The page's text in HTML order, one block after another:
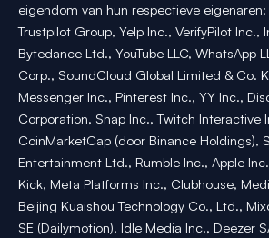
eigendom van hun respectieve eigenaren:
Trustpilot Group, Yelp Inc., VerifyPilot Inc.,
Bytedance Ltd., YouTube LLC, WhatsApp
Corp., SoundCloud Global Limited & Co.
Messenger Inc., Pinterest Inc., YY Inc.,
Corporation, Snap Inc., Twitch Interactive
CoinMarketCap (door Binance Holdings),
Entertainment Ltd., Rumble Inc., Apple
Kick, Meta Platforms Inc., Clubhouse,
Beijing Kuaishou Technology Co., Ltd.,
SE (Dailymotion), Idle Media Inc., Deezer